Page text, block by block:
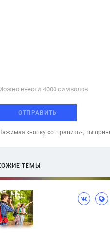
ввести 4000 cимволов
ОТПРАВИТЬ
кнопку «отправить», вы
ТЕМЫ